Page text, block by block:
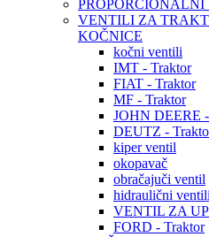
VENTILI ZA
KOČNICE
kočni ventili
IMT - Traktor
FIAT - Traktor
MF - Traktor
JOHN DEERE
DEUTZ -
kiper ventil
okopavač
obračajuči ventil
hidraulični
VENTIL ZA
FORD - Traktor